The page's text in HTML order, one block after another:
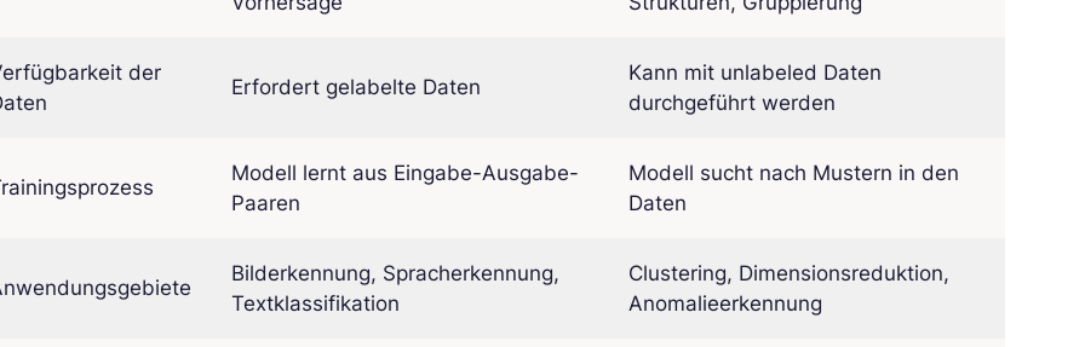
der
Erfordert gelabelte Daten
Kann mit unlabeled Daten
durchgeführt werden
Modell lernt aus Eingabe-Ausgabe-
Paaren
Modell sucht nach Mustern in den
Daten
Bilderkennung, Spracherkennung,
Textklassifikation
Clustering, Dimensionsreduktion,
Anomalieerkennung